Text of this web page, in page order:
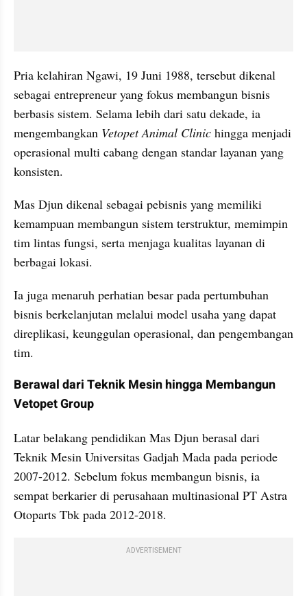
Pria kelahiran Ngawi, 19 Juni 1988, tersebut dikenal
sebagai entrepreneur yang fokus membangun bisnis
berbasis sistem. Selama lebih dari satu dekade, ia
mengembangkan Vetopet Animal Clinic hingga menjadi
operasional multi cabang dengan standar layanan yang
konsisten.
Mas Djun dikenal sebagai pebisnis yang memiliki
kemampuan membangun sistem terstruktur, memimpin
tim lintas fungsi, serta menjaga kualitas layanan di
berbagai lokasi.
Ia juga menaruh perhatian besar pada pertumbuhan
bisnis berkelanjutan melalui model usaha yang dapat
direplikasi, keunggulan operasional, dan pengembangan
tim.
Berawal dari Teknik Mesin hingga Membangun
Vetopet Group
Latar belakang pendidikan Mas Djun berasal dari
Teknik Mesin Universitas Gadjah Mada pada periode
2007-2012. Sebelum fokus membangun bisnis, ia
sempat berkarier di perusahaan multinasional PT Astra
Otoparts Tbk pada 2012-2018.
ADVERTISEMENT